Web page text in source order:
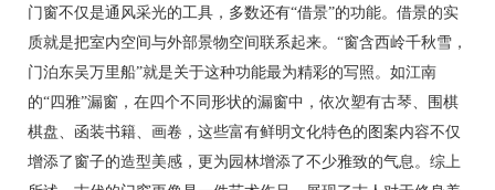
门窗不仅是通风采光的工具，多数还有“借景”的功能。借景的实
质就是把室内空间与外部景物空间联系起来。“窗含西岭千秋雪，
门泊东吴万里船”就是关于这种功能最为精彩的写照。如江南
的“四雅”漏窗，在四个不同形状的漏窗中，依次塑有古琴、围棋
棋盘、函装书籍、画卷，这些富有鲜明文化特色的图案内容不仅
增添了窗子的造型美感，更为园林增添了不少雅致的气息。综上